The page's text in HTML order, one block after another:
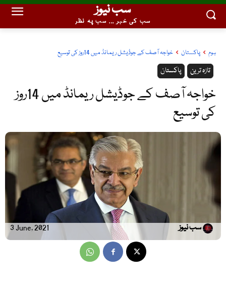
سب نیوز
سب کی خبر ... سب پہ نظر
ہوم پاکستان خواجہ آصف کے جوڈیشل ریمانڈ میں 14روز کی توسیع
پاکستان تازہ ترین
خواجہ آصف کے جوڈیشل ریمانڈ میں 14روز
کی توسیع
3 June, 2021 سب نیوز